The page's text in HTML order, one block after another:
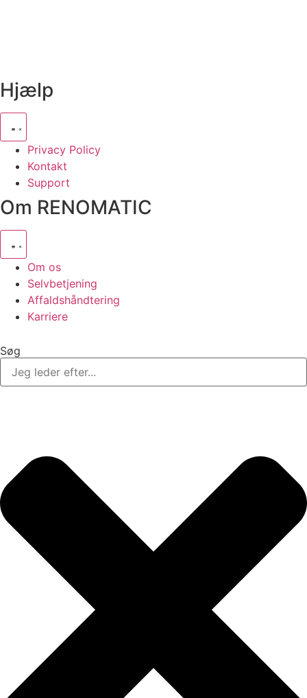
Hjælp
Privacy Policy
Kontakt
Support
Om RENOMATIC
Om os
Selvbetjening
Affaldshåndtering
Karriere
Søg